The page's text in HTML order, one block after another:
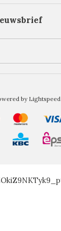
by Lightspeed